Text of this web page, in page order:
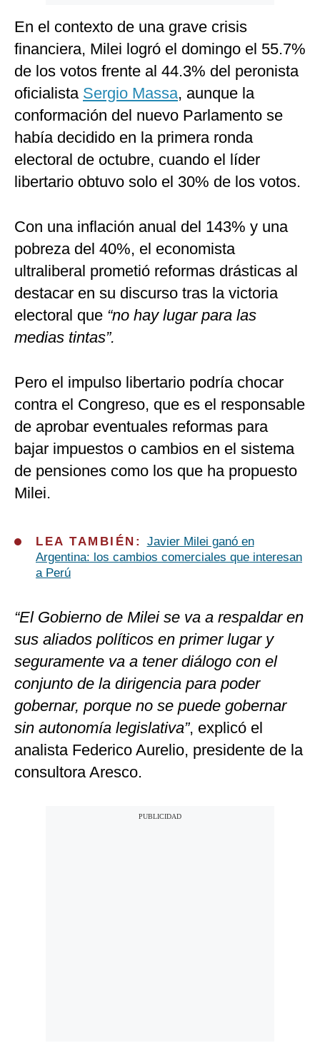
En el contexto de una grave crisis
financiera, Milei logró el domingo el 55.7%
de los votos frente al 44.3% del peronista
oficialista Sergio Massa, aunque la
conformación del nuevo Parlamento se
había decidido en la primera ronda
electoral de octubre, cuando el líder
libertario obtuvo solo el 30% de los votos.
Con una inflación anual del 143% y una
pobreza del 40%, el economista
ultraliberal prometió reformas drásticas al
destacar en su discurso tras la victoria
electoral que “no hay lugar para las
medias tintas”.
Pero el impulso libertario podría chocar
contra el Congreso, que es el responsable
de aprobar eventuales reformas para
bajar impuestos o cambios en el sistema
de pensiones como los que ha propuesto
Milei.
LEA TAMBIÉN: Javier Milei ganó en
Argentina: los cambios comerciales que interesan
a Perú
“El Gobierno de Milei se va a respaldar en
sus aliados políticos en primer lugar y
seguramente va a tener diálogo con el
conjunto de la dirigencia para poder
gobernar, porque no se puede gobernar
sin autonomía legislativa”, explicó el
analista Federico Aurelio, presidente de la
consultora Aresco.